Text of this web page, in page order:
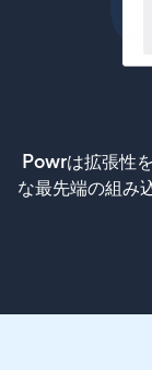
Powrは拡張性
な最先端の組み